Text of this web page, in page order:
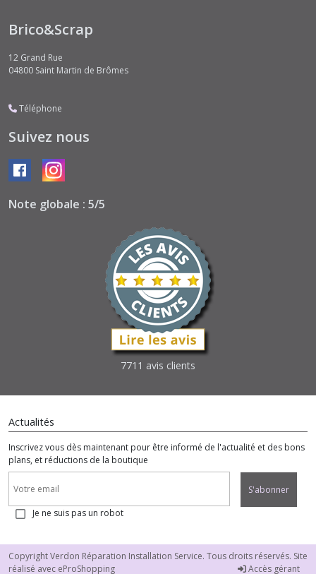
Brico&Scrap
12 Grand Rue
04800 Saint Martin de Brômes
Téléphone
Suivez nous
Note globale : 5/5
7711 avis clients
Actualités
Inscrivez vous dès maintenant pour être informé de l'actualité et des bons
plans, et réductions de la boutique
S'abonner
Je ne suis pas un robot
Copyright Verdon Réparation Installation Service. Tous droits réservés. Site
réalisé avec eProShopping Accès gérant